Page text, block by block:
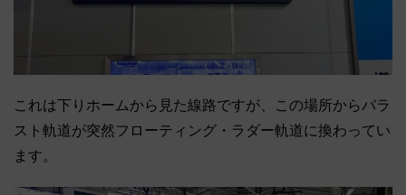
これは下りホームから見た線路ですが、この場所からバラ
スト軌道が突然フローティング・ラダー軌道に換わってい
ます。